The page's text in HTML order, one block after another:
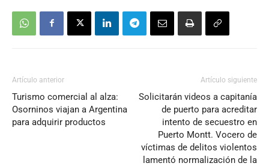
Artículo anterior
Turismo comercial al alza:
Osorninos viajan a Argentina
para adquirir productos
Artículo siguiente
Solicitarán videos a capitanía
de puerto para acreditar
intento de secuestro en
Puerto Montt. Vocero de
víctimas de delitos violentos
lamentó normalización de la